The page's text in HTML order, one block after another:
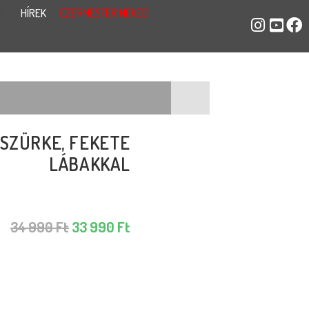
HÍREK
EZERMESTER NEKED
FEKETE
LÁBAKKAL
34 990Ft33 990 Ft